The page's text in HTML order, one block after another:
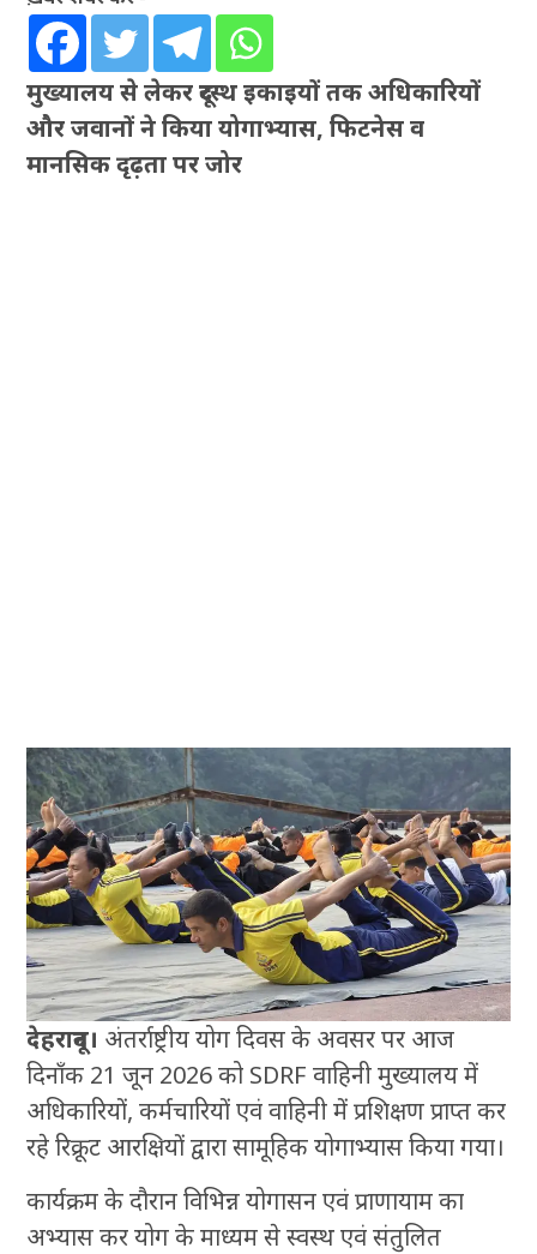
मुख्यालय से लेकर दूरस्थ इकाइयों तक अधिकारियों
और जवानों ने किया योगाभ्यास, फिटनेस व
मानसिक दृढ़ता पर जोर
देहरादून। अंतर्राष्ट्रीय योग दिवस के अवसर पर आज
दिनाँक 21 जून 2026 को SDRF वाहिनी मुख्यालय में
अधिकारियों, कर्मचारियों एवं वाहिनी में प्रशिक्षण प्राप्त कर
रहे रिक्रूट आरक्षियों द्वारा सामूहिक योगाभ्यास किया गया।
कार्यक्रम के दौरान विभिन्न योगासन एवं प्राणायाम का
अभ्यास कर योग के माध्यम से स्वस्थ एवं संतुलित